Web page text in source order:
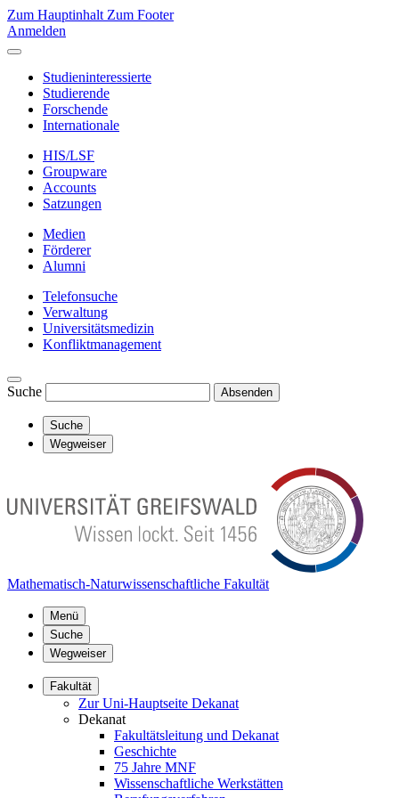
Zum Hauptinhalt Zum Footer
Anmelden
Studieninteressierte
Studierende
Forschende
Internationale
HIS/LSF
Groupware
Accounts
Satzungen
Medien
Förderer
Alumni
Telefonsuche
Verwaltung
Universitätsmedizin
Konfliktmanagement
Suche Absenden
Suche
Wegweiser
Mathematisch-Naturwissenschaftliche Fakultät
Menü
Suche
Wegweiser
Fakultät
Zur Uni-Hauptseite Dekanat
Dekanat
Fakultätsleitung und Dekanat
Geschichte
75 Jahre MNF
Wissenschaftliche Werkstätten